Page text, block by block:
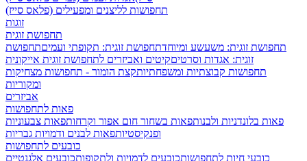
תחפושות לליצנים ומפעילים (פלאס סייז)
זוגות
תחפושת זוגית
תחפושת זוגית: משעשע ומיוחדתחפושת זוגית: תקופתי ועמיםתחפושת
זוגית: אגדות וסרטיםקיטים ואביזרים לתחפושת זוגית אייקונית
תחפושות קבוצתיות ומשפחתיותקצת הומור - תחפושות מצחיקות
ומקוריות
אביזרים
פאות לתחפושות
פאות בלונדניות ולבנותפאות בשחור חום אפור וקרחותפאות צבעוניות
ופנקיסטיותפאות לבנים ודמויות גבריות
כובעים לתחפושות
כובעי חיות לתחפושותכובעים לדמויות ולתקופותכובעים אלגנטיים